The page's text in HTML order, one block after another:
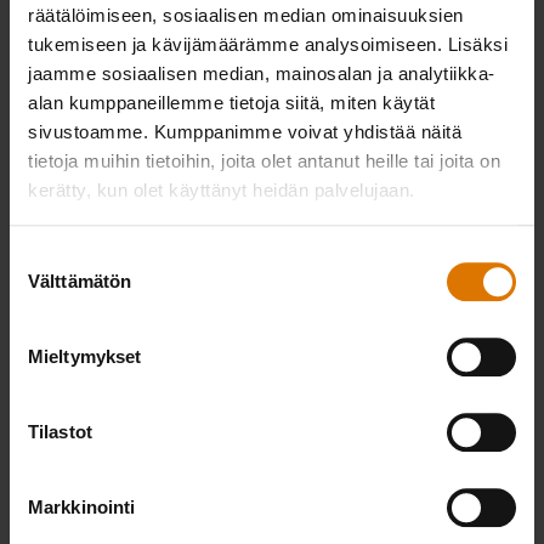
räätälöimiseen, sosiaalisen median ominaisuuksien
tukemiseen ja kävijämäärämme analysoimiseen. Lisäksi
jaamme sosiaalisen median, mainosalan ja analytiikka-
alan kumppaneillemme tietoja siitä, miten käytät
sivustoamme. Kumppanimme voivat yhdistää näitä
tietoja muihin tietoihin, joita olet antanut heille tai joita on
kerätty, kun olet käyttänyt heidän palvelujaan.
valinta
Välttämätön
Mieltymykset
Tilastot
Markkinointi
¼ rkl sipulijauhetta
½ tl pippuria
½ tl cayennenpippuria